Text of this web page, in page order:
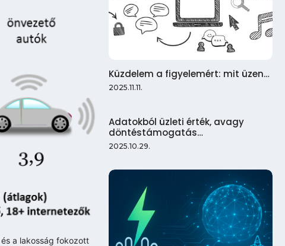
a lakosság fokozott
Küzdelem a figyelemért: mit üzen…
2025.11.11.
Adatokból üzleti érték, avagy
döntéstámogatás…
2025.10.29.